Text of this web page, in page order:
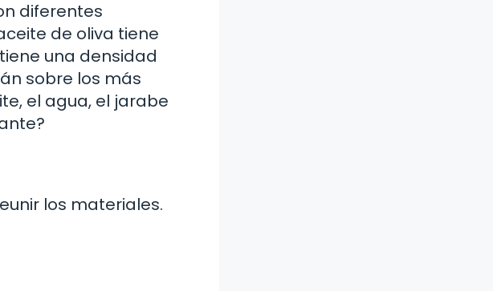
diferentes
de oliva tiene
una densidad
sobre los más
el agua, el jarabe
los materiales.